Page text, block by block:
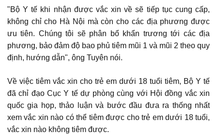
"Bộ Y tế khi nhận được vắc xin về sẽ tiếp tục cung cấp,
không chỉ cho Hà Nội mà còn cho các địa phương được
ưu tiên. Chúng tôi sẽ phân bổ khẩn trương tới các địa
phương, bảo đảm độ bao phủ tiêm mũi 1 và mũi 2 theo quy
định, hướng dẫn", ông Tuyên nói.
Về việc tiêm vắc xin cho trẻ em dưới 18 tuổi tiêm, Bộ Y tế
đã chỉ đạo Cục Y tế dự phòng cùng với Hội đồng vắc xin
quốc gia họp, thảo luận và bước đầu đưa ra thống nhất
xem vắc xin nào có thể tiêm được cho trẻ em dưới 18 tuổi,
vắc xin nào không tiêm được.